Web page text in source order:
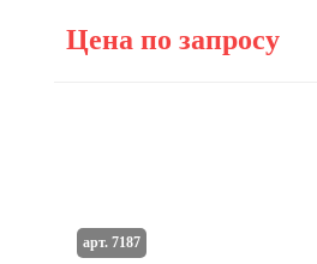
Цена по запросу
арт. 7187